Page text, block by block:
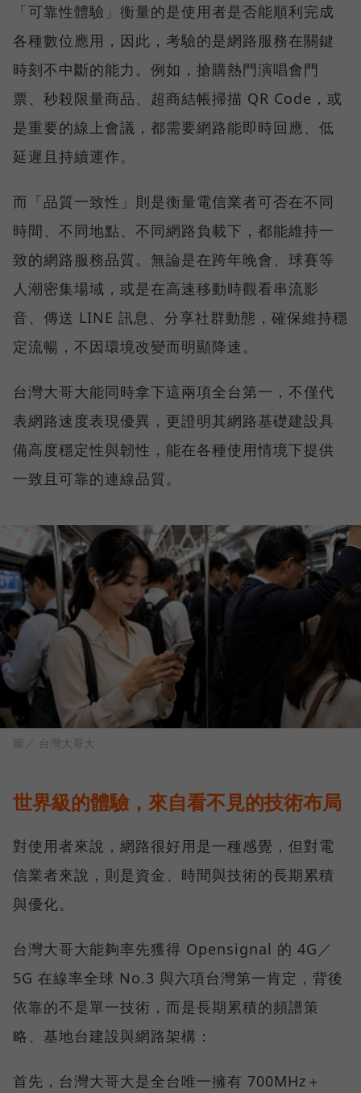
「可靠性體驗」衡量的是使用者是否能順利完成
各種數位應用，因此，考驗的是網路服務在關鍵
時刻不中斷的能力。例如，搶購熱門演唱會門
票、秒殺限量商品、超商結帳掃描 QR Code，或
是重要的線上會議，都需要網路能即時回應、低
延遲且持續運作。
而「品質一致性」則是衡量電信業者可否在不同
時間、不同地點、不同網路負載下，都能維持一
致的網路服務品質。無論是在跨年晚會、球賽等
人潮密集場域，或是在高速移動時觀看串流影
音、傳送 LINE 訊息、分享社群動態，確保維持穩
定流暢，不因環境改變而明顯降速。
台灣大哥大能同時拿下這兩項全台第一，不僅代
表網路速度表現優異，更證明其網路基礎建設具
備高度穩定性與韌性，能在各種使用情境下提供
一致且可靠的連線品質。
圖／ 台灣大哥大
世界級的體驗，來自看不見的技術布局
對使用者來說，網路很好用是一種感覺，但對電
信業者來說，則是資金、時間與技術的長期累積
與優化。
台灣大哥大能夠率先獲得 Opensignal 的 4G／
5G 在線率全球 No.3 與六項台灣第一肯定，背後
依靠的不是單一技術，而是長期累積的頻譜策
略、基地台建設與網路架構：
首先，台灣大哥大是全台唯一擁有 700MHz＋